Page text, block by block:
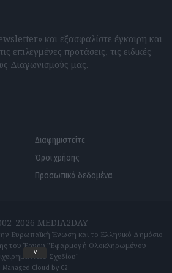
και εξασφαλίστε έγκαιρη και
επιλεγμένες προτάσεις, τις ειδικές
Διαγωνισμούς μας.
Διαφημιστείτε
Όροι χρήσης
Προσωπικά δεδομένα
2026 MEDIA2DAY
Ευρωπαϊκή Ένωση και το Ελληνικό Δημόσιο
του Έργου "Εφαρμογή Ολοκληρωμένου
Σχεδίου"
Managed Cloud by C2
v